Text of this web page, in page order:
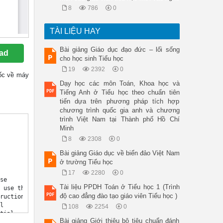
về máy
8 786 0
TÀI LIỆU HAY
Bài giảng Giáo dục đạo đức – lối sống
cho học sinh Tiểu học
19 2392 0
Dạy học các môn Toán, Khoa học và
Tiếng Anh ở Tiểu học theo chuẩn tiên
tiến dựa trên phương pháp tích hợp
chương trình quốc gia anh và chương
trình Việt Nam tại Thành phố Hồ Chí
Minh
8 2308 0
Bài giảng Giáo dục về biển đảo Việt Nam
ở trường Tiểu học
17 2280 0
Tài liệu PPDH Toán ở Tiểu học 1 (Trình
độ cao đẳng đào tạo giáo viên Tiểu học )
108 2254 0
Bài giảng Giới thiệu bộ tiêu chuẩn đánh